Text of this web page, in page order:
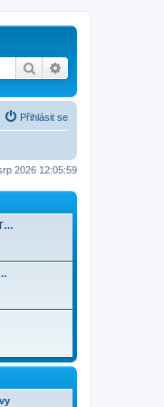
Hledat
Přihlásit se
2026 12:05:59